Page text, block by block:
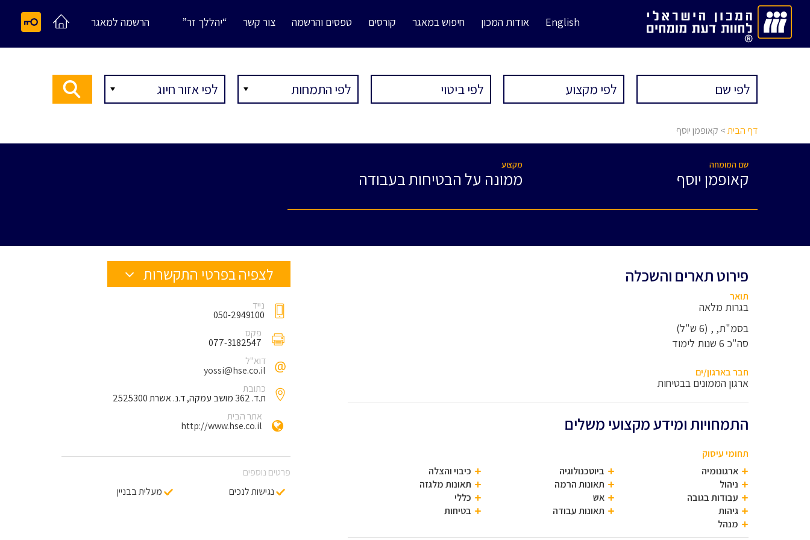
English אודות המכון חיפוש במאגר קורסים טפסים והרשמה צור קשר “יהללך זר” הרשמה למאגר
דף הבית> קאופמן יוסף
שם המומחה
קאופמן יוסף
מקצוע
ממונה על הבטיחות בעבודה
פירוט תארים והשכלה
תואר
בגרות מלאה
בסמ"ת, , (6 ש"ל)
סה"כ 6 שנות לימוד
חבר בארגון/ים
ארגון הממונים בבטיחות
התמחויות ומידע מקצועי משלים
תחומי עיסוק
ארגונומיה
ניהול
עבודות בגובה
גיהות
מנהל
ביוטכנולוגיה
תאונות הרמה
אש
תאונות עבודה
כיבוי והצלה
תאונות מלגזה
כללי
בטיחות
לצפיה בפרטי התקשרות
נייד
050-2949100
פקס
077-3182547
דוא"ל
yossi@hse.co.il
כתובת
ת.ד. 362 מושב עמקה, ד.נ. אשרת 2525300
אתר הבית
http://www.hse.co.il
פרטים נוספים
נגישות לנכים
מעלית בבניין